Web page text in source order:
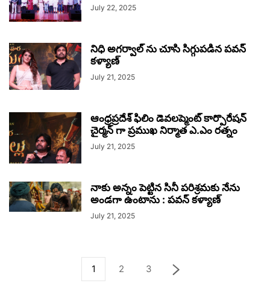
July 22, 2025
నిధి అగర్వాల్ ను చూసి సిగ్గుపడిన పవన్
కళ్యాణ్
July 21, 2025
ఆంధ్రప్రదేశ్ ఫిలిం డెవలప్మెంట్ కార్పొరేషన్
చైర్మన్ గా ప్రముఖ నిర్మాత ఎ.ఎం రత్నం
July 21, 2025
నాకు అన్నం పెట్టిన సినీ పరిశ్రమకు నేను
అండగా ఉంటాను : పవన్ కళ్యాణ్
July 21, 2025
1 2 3